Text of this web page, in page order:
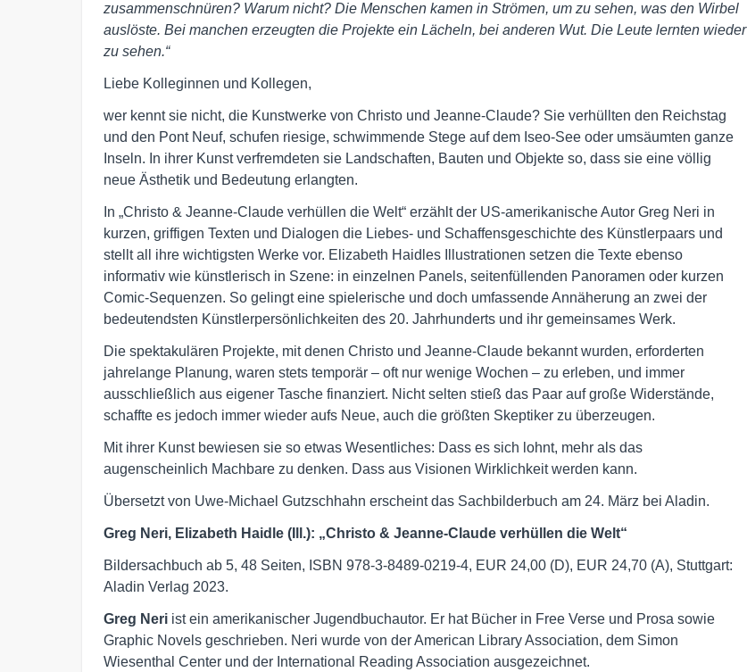
zusammenschnüren? Warum nicht? Die Menschen kamen in Strömen, um zu sehen, was den Wirbel
auslöste. Bei manchen erzeugten die Projekte ein Lächeln, bei anderen Wut. Die Leute lernten wieder
zu sehen.“
Liebe Kolleginnen und Kollegen,
wer kennt sie nicht, die Kunstwerke von Christo und Jeanne-Claude? Sie verhüllten den Reichstag
und den Pont Neuf, schufen riesige, schwimmende Stege auf dem Iseo-See oder umsäumten ganze
Inseln. In ihrer Kunst verfremdeten sie Landschaften, Bauten und Objekte so, dass sie eine völlig
neue Ästhetik und Bedeutung erlangten.
In „Christo & Jeanne-Claude verhüllen die Welt“ erzählt der US-amerikanische Autor Greg Neri in
kurzen, griffigen Texten und Dialogen die Liebes- und Schaffensgeschichte des Künstlerpaars und
stellt all ihre wichtigsten Werke vor. Elizabeth Haidles Illustrationen setzen die Texte ebenso
informativ wie künstlerisch in Szene: in einzelnen Panels, seitenfüllenden Panoramen oder kurzen
Comic-Sequenzen. So gelingt eine spielerische und doch umfassende Annäherung an zwei der
bedeutendsten Künstlerpersönlichkeiten des 20. Jahrhunderts und ihr gemeinsames Werk.
Die spektakulären Projekte, mit denen Christo und Jeanne-Claude bekannt wurden, erforderten
jahrelange Planung, waren stets temporär – oft nur wenige Wochen – zu erleben, und immer
ausschließlich aus eigener Tasche finanziert. Nicht selten stieß das Paar auf große Widerstände,
schaffte es jedoch immer wieder aufs Neue, auch die größten Skeptiker zu überzeugen.
Mit ihrer Kunst bewiesen sie so etwas Wesentliches: Dass es sich lohnt, mehr als das
augenscheinlich Machbare zu denken. Dass aus Visionen Wirklichkeit werden kann.
Übersetzt von Uwe-Michael Gutzschhahn erscheint das Sachbilderbuch am 24. März bei Aladin.
Greg Neri, Elizabeth Haidle (Ill.): „Christo & Jeanne-Claude verhüllen die Welt“
Bildersachbuch ab 5, 48 Seiten, ISBN 978-3-8489-0219-4, EUR 24,00 (D), EUR 24,70 (A), Stuttgart:
Aladin Verlag 2023.
Greg Neri ist ein amerikanischer Jugendbuchautor. Er hat Bücher in Free Verse und Prosa sowie
Graphic Novels geschrieben. Neri wurde von der American Library Association, dem Simon
Wiesenthal Center und der International Reading Association ausgezeichnet.